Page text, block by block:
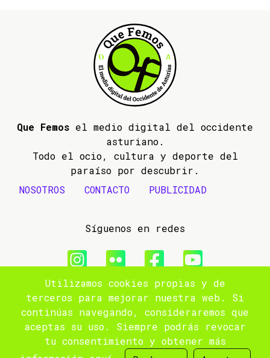
Que Femos el medio digital del occidente
asturiano.
Todo el ocio, cultura y deporte del
paraíso por descubrir.
NOSOTROS
CONTACTO PUBLICIDAD
Síguenos en redes
© 2009- 2026 Que Femos
Aviso legal
Política de privacidad
Utilizamos cookies propias y de
terceros para mejorar nuestra web. Si
continúas navegando, consideraremos que
aceptas su uso. Siempre podrás revocar
tu consentimiento y obtener más